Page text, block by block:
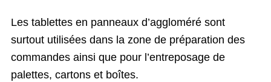
Les tablettes en panneaux d’aggloméré sont
surtout utilisées dans la zone de préparation des
commandes ainsi que pour l’entreposage de
palettes, cartons et boîtes.